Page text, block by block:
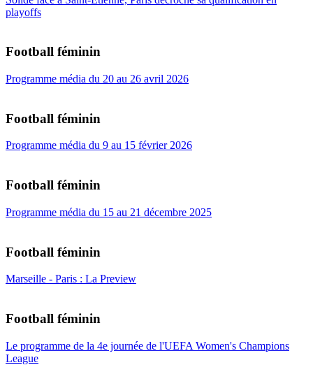
playoffs
Football féminin
Programme média du 20 au 26 avril 2026
Football féminin
Programme média du 9 au 15 février 2026
Football féminin
Programme média du 15 au 21 décembre 2025
Football féminin
Marseille - Paris : La Preview
Football féminin
Le programme de la 4e journée de l'UEFA Women's Champions
League